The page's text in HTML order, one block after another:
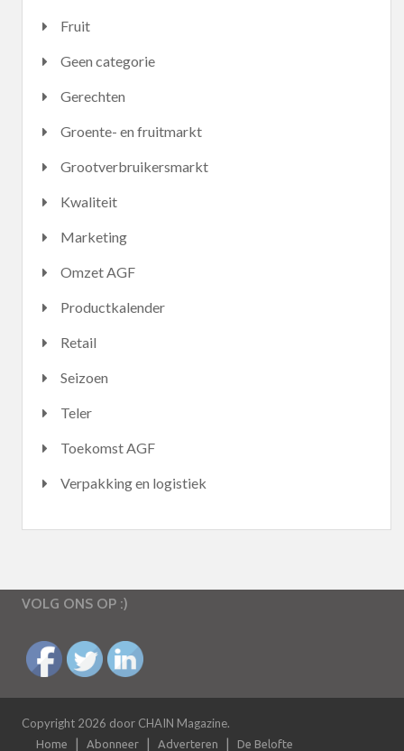
Fruit
Geen categorie
Gerechten
Groente- en fruitmarkt
Grootverbruikersmarkt
Kwaliteit
Marketing
Omzet AGF
Productkalender
Retail
Seizoen
Teler
Toekomst AGF
Verpakking en logistiek
VOLG ONS OP :)
Copyright 2026 door CHAIN Magazine.
Home Abonneer Adverteren De Belofte